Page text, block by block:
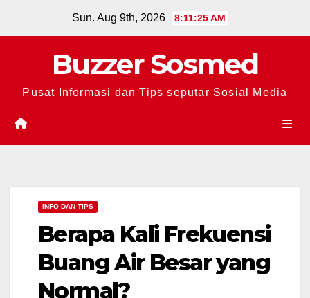
Sun. Aug 9th, 2026 8:11:26 AM
Buzzer Sosmed
Pusat Informasi dan Tips seputar Sosial Media
INFO DAN TIPS
Berapa Kali Frekuensi
Buang Air Besar yang
Normal?